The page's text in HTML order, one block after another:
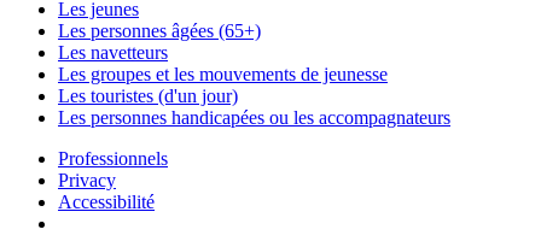
Les jeunes
Les personnes âgées (65+)
Les navetteurs
Les groupes et les mouvements de jeunesse
Les touristes (d'un jour)
Les personnes handicapées ou les accompagnateurs
Professionnels
Privacy
Accessibilité